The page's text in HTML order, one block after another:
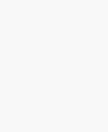
“uff de Gemeende”,